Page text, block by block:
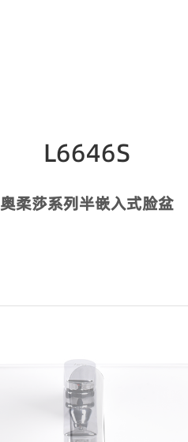
L6646S
奥柔莎系列半嵌入式脸盆